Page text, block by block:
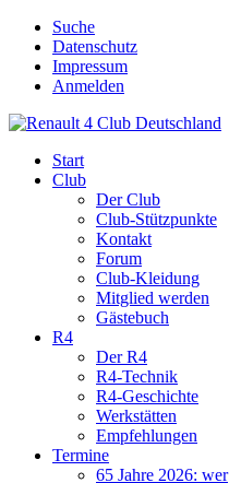
Suche
Datenschutz
Impressum
Anmelden
Start
Club
Der Club
Club-Stützpunkte
Kontakt
Forum
Club-Kleidung
Mitglied werden
Gästebuch
R4
Der R4
R4-Technik
R4-Geschichte
Werkstätten
Empfehlungen
Termine
65 Jahre 2026: wer